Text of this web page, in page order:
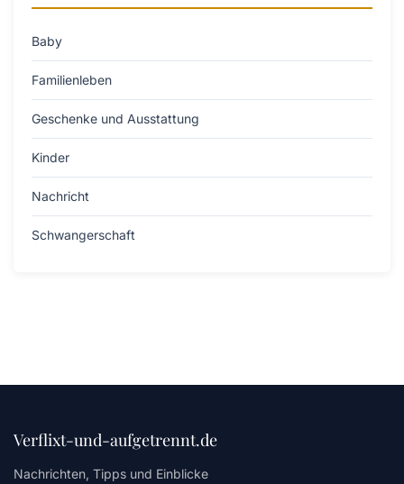
Baby
Familienleben
Geschenke und Ausstattung
Kinder
Nachricht
Schwangerschaft
Verflixt-und-aufgetrennt.de
Nachrichten, Tipps und Einblicke